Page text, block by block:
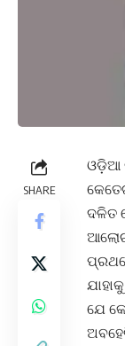
SHARE
ଓଡ଼ିଆ
ଦଳିତ
ଯେ